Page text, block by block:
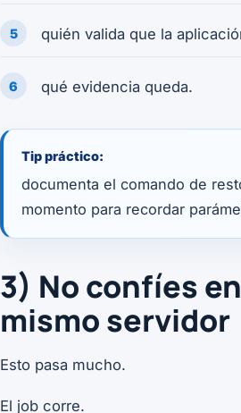
quién valida que la
qué evidencia queda.
Tip práctico:
documenta el comando de
momento para recordar
3) No confíes
mismo servidor
Esto pasa mucho.
El job corre.